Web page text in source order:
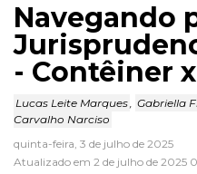
Navegando
- Contêiner
Lucas Leite Marques, Gabriella
Carvalho Narciso
quinta-feira, 3 de julho de 2025
Atualizado em 2 de julho de 2025